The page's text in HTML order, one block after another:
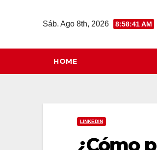
Sáb. Ago 8th, 2026 8:58:41 AM
HOME
LINKEDIN
¿Cómo